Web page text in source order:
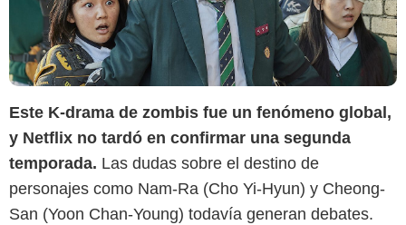
Este K-drama de zombis fue un fenómeno global,
y Netflix no tardó en confirmar una segunda
temporada. Las dudas sobre el destino de
personajes como Nam-Ra (Cho Yi-Hyun) y Cheong-
San (Yoon Chan-Young) todavía generan debates.
dramabeans